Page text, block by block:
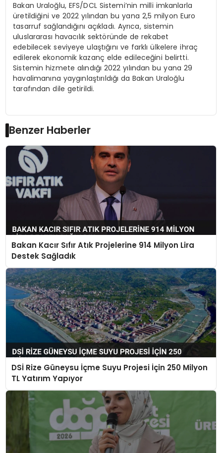
Bakan Uraloğlu, EFS/DCL Sistemi’nin milli imkanlarla
üretildiğini ve 2022 yılından bu yana 2,5 milyon Euro
tasarruf sağlandığını açıkladı. Ayrıca, sistemin
uluslararası havacılık sektöründe de rekabet
edebilecek seviyeye ulaştığını ve farklı ülkelere ihraç
edilerek ekonomik kazanç elde edileceğini belirtti.
Sistemin hizmete alındığı 2022 yılından bu yana 29
havalimanına yaygınlaştırıldığı da Bakan Uraloğlu
tarafından dile getirildi.
Benzer Haberler
Bakan Kacır Sıfır Atık Projelerine 914 Milyon Lira
Destek Sağladık
DSİ Rize Güneysu İçme Suyu Projesi İçin 250 Milyon
TL Yatırım Yapıyor